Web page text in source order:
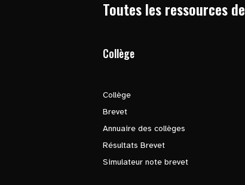
Toutes les ressources de
Collège
Collège
Brevet
Annuaire des collèges
Résultats Brevet
Simulateur note brevet